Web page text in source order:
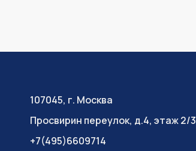
107045, г. Москва
Просвирин переулок, д.4, этаж 2/3
+7(495)6609714